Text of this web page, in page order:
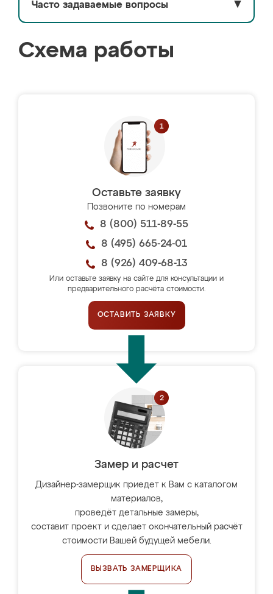
Часто задаваемые вопросы ▼
Схема работы
Оставьте заявку
Позвоните по номерам
8 (800) 511-89-55
8 (495) 665-24-01
8 (926) 409-68-13
Или оставьте заявку на сайте для консультации и
предварительного расчёта стоимости.
ОСТАВИТЬ ЗАЯВКУ
Замер и расчет
Дизайнер-замерщик приедет к Вам с каталогом
материалов,
проведёт детальные замеры,
составит проект и сделает окончательный расчёт
стоимости Вашей будущей мебели.
ВЫЗВАТЬ ЗАМЕРЩИКА